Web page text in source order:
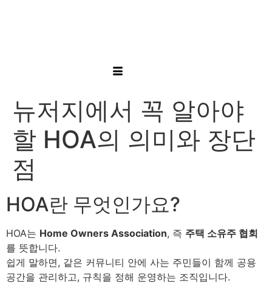
뉴저지에서 꼭 알아야
할 HOA의 의미와 장단
점
HOA란 무엇인가요?
HOA는 Home Owners Association, 즉 주택 소유주 협회
를 뜻합니다.
쉽게 말하면, 같은 커뮤니티 안에 사는 주민들이 함께 공용
공간을 관리하고, 규칙을 정해 운영하는 조직입니다.